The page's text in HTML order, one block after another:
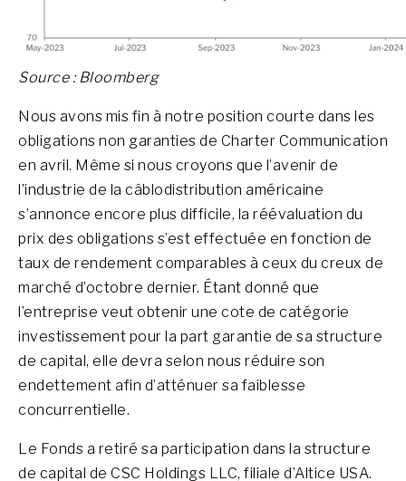
Source : Bloomberg
Nous avons mis fin à notre position courte dans les
obligations non garanties de Charter Communication
en avril. Même si nous croyons que l’avenir de
l’industrie de la câblodistribution américaine
s’annonce encore plus difficile, la réévaluation du
prix des obligations s’est effectuée en fonction de
taux de rendement comparables à ceux du creux de
marché d’octobre dernier. Étant donné que
l’entreprise veut obtenir une cote de catégorie
investissement pour la part garantie de sa structure
de capital, elle devra selon nous réduire son
endettement afin d’atténuer sa faiblesse
concurrentielle.
Le Fonds a retiré sa participation dans la structure
de capital de CSC Holdings LLC, filiale d’Altice USA.